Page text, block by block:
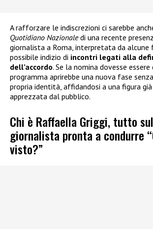
A rafforzare le indiscrezioni ci sarebbe
Quotidiano Nazionaledi una recente
giornalista a Roma, interpretata da alcune
possibile indizio di incontri legati alla
dell’accordo. Se la nomina dovesse
programma aprirebbe una nuova fase
propria identità, affidandosi a una figura
apprezzata dal pubblico.
Chi è Raffaella Griggi, tutto
giornalista pronta a condurre
visto?”